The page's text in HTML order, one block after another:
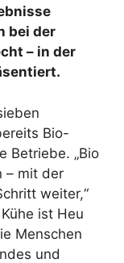
bei der
– in der
Bio-
Betriebe. „Bio
– mit der
weiter,“
ist Heu
Menschen
und